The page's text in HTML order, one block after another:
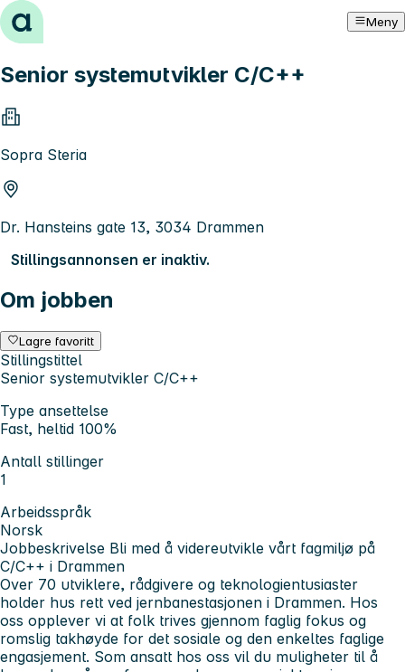
Hopp til innhold Meny
Senior systemutvikler C/C++
Sopra Steria
Dr. Hansteins gate 13, 3034 Drammen
Stillingsannonsen er inaktiv.
Om jobben
Lagre favoritt
Stillingstittel
Senior systemutvikler C/C++
Type ansettelse
Fast, heltid 100%
Antall stillinger
1
Arbeidsspråk
Norsk
Jobbeskrivelse Bli med å videreutvikle vårt fagmiljø på
C/C++ i Drammen
Over 70 utviklere, rådgivere og teknologientusiaster
holder hus rett ved jernbanestasjonen i Drammen. Hos
oss opplever vi at folk trives gjennom faglig fokus og
romslig takhøyde for det sosiale og den enkeltes faglige
engasjement. Som ansatt hos oss vil du muligheter til å